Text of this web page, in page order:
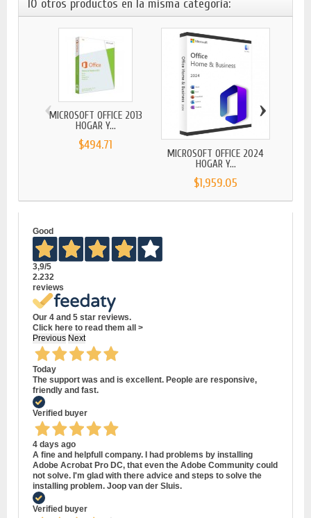
10 otros productos en la misma categoría:
MICROSOFT OFFICE 2013
HOGAR Y...
$494.71
MICROSOFT OFFICE 2024
HOGAR Y...
$1,959.05
‹ ›
Good
3,9/5
2.232
reviews
Our 4 and 5 star reviews.
Click here to read them all >
Previous Next
Today
The support was and is excellent. People are responsive,
friendly and fast.
Verified buyer
4 days ago
A fine and helpfull company. I had problems by installing
Adobe Acrobat Pro DC, that even the Adobe Community could
not solve. I'm glad with there advice and steps to solve the
installing problem. Joop van der Sluis.
Verified buyer